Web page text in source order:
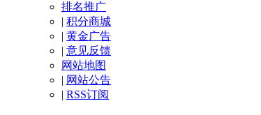
排名推广
| 积分商城
| 黄金广告
| 意见反馈
网站地图
| 网站公告
| RSS订阅